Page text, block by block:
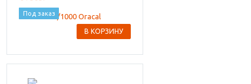
Под заказ
В КОРЗИНУ